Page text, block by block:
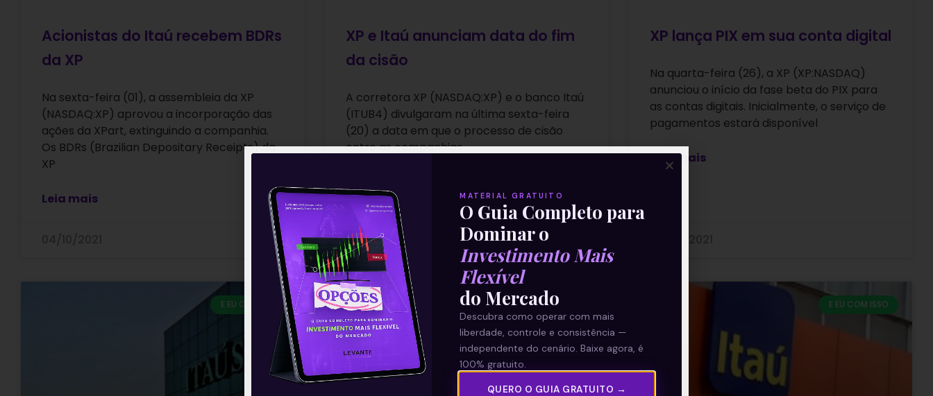
Acionistas do Itaú recebem BDRs
da XP
Na sexta-feira (01), a assembleia da XP
(NASDAQ:XP) aprovou a incorporação das
ações da XPart, extinguindo a companhia.
Os BDRs (Brazilian Depositary Receipts) da
XP
Leia mais
XP e Itaú anunciam data do fim
da cisão
A corretora XP (NASDAQ:XP) e o banco Itaú
(ITUB4) divulgaram na última sexta-feira
(20) a data em que o processo de cisão
entre as companhias
23/08/2021
XP lança PIX em sua conta digital
Na quarta-feira (26), a XP (XP:NASDAQ)
anunciou o início da fase beta do PIX para
as contas digitais. Inicialmente, o serviço de
pagamentos estará disponível
Leia mais
E EU COM ISSO E EU COM ISSO E EU COM ISSO
MATERIAL GRATUITO
O Guia Completo para
Dominar o
Investimento Mais
Flexível
do Mercado
Descubra como operar com mais
liberdade, controle e consistência —
independente do cenário. Baixe agora, é
100% gratuito.
QUERO O GUIA GRATUITO →